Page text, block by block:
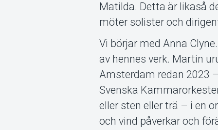
Matilda. Detta är likaså
möter solister och
Vi börjar med Anna
av hennes verk. Martin
Amsterdam redan 2023
Svenska
eller sten eller trä – i en
och vind påverkar och